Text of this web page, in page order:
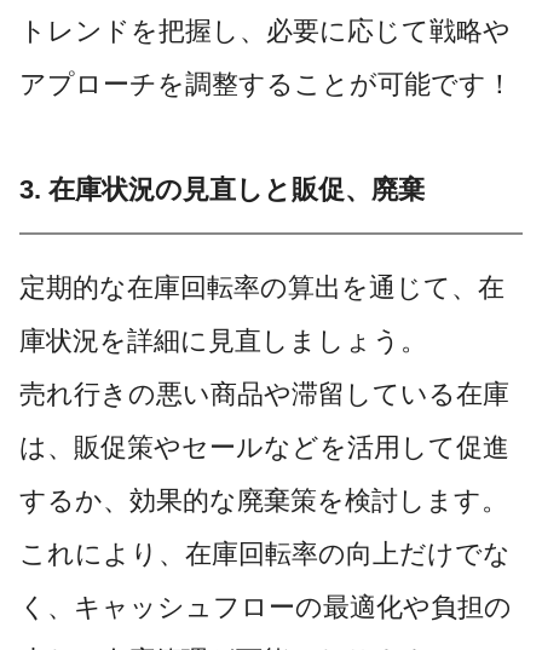
トレンドを把握し、必要に応じて戦略や
アプローチを調整することが可能です！
3. 在庫状況の見直しと販促、廃棄
定期的な在庫回転率の算出を通じて、在
庫状況を詳細に見直しましょう。
売れ行きの悪い商品や滞留している在庫
は、販促策やセールなどを活用して促進
するか、効果的な廃棄策を検討します。
これにより、在庫回転率の向上だけでな
く、キャッシュフローの最適化や負担の